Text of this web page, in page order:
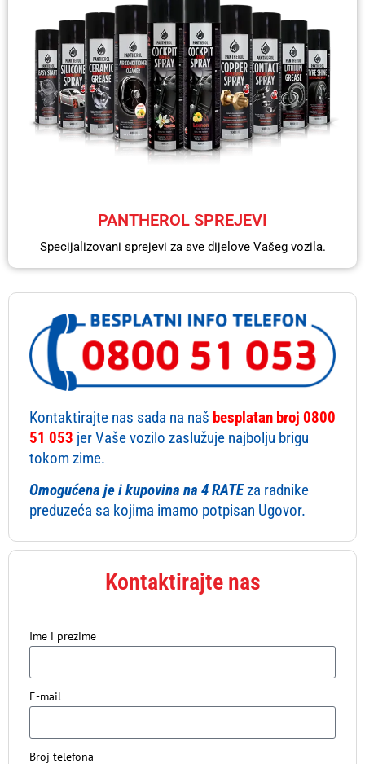
PANTHEROL SPREJEVI
Specijalizovani sprejevi za sve dijelove Vašeg vozila.
Kontaktirajte nas
Ime i prezime
E-mail
Broj telefona
Kontaktirajte nas sada na naš besplatan broj 0800
51 053 jer Vaše vozilo zaslužuje najbolju brigu
tokom zime.
Omogućena je i kupovina na 4 RATEza radnike
preduzeća sa kojima imamo potpisan Ugovor.